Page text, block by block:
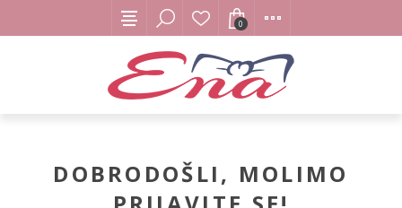
0
DOBRODOŠLI, MOLIMO